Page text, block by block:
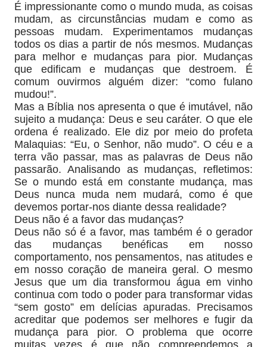
É impressionante como o mundo muda, as coisas
mudam, as circunstâncias mudam e como as
pessoas mudam. Experimentamos mudanças
todos os dias a partir de nós mesmos. Mudanças
para melhor e mudanças para pior. Mudanças
que edificam e mudanças que destroem. É
comum ouvirmos alguém dizer: “como fulano
mudou!”.
Mas a Bíblia nos apresenta o que é imutável, não
sujeito a mudança: Deus e seu caráter. O que ele
ordena é realizado. Ele diz por meio do profeta
Malaquias: “Eu, o Senhor, não mudo”. O céu e a
terra vão passar, mas as palavras de Deus não
passarão. Analisando as mudanças, refletimos:
Se o mundo está em constante mudança, mas
Deus nunca muda nem mudará, como é que
devemos portar-nos diante dessa realidade?
Deus não é a favor das mudanças?
Deus não só é a favor, mas também é o gerador
das mudanças benéficas em nosso
comportamento, nos pensamentos, nas atitudes e
em nosso coração de maneira geral. O mesmo
Jesus que um dia transformou água em vinho
continua com todo o poder para transformar vidas
“sem gosto” em delícias apuradas. Precisamos
acreditar que podemos ser melhores e fugir da
mudança para pior. O problema que ocorre
muitas vezes é que não compreendemos a